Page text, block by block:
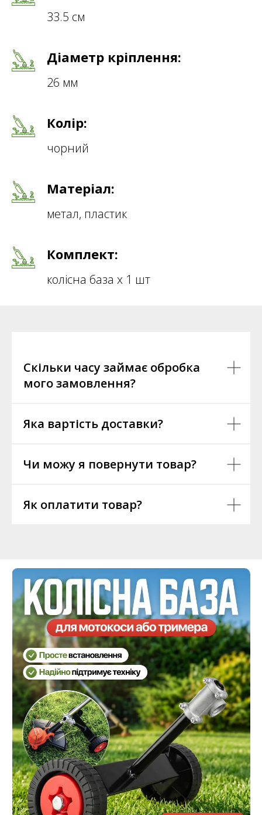
33.5 см
Діаметр кріплення:
26 мм
Колір:
чорний
Матеріал:
метал, пластик
Комплект:
колісна база х 1 шт
Скільки часу займає обробка
мого замовлення?
Яка вартість доставки?
Чи можу я повернути товар?
Як оплатити товар?